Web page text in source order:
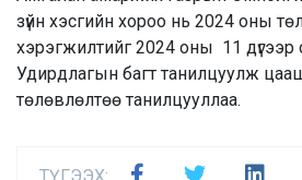
зүйн хэсгийн хороо нь 2024 оны
хэрэгжилтийг 2024 оны 11
Удирдлагын багт танилцуулж
төлөвлөлтөө танилцууллаа.
ТҮГЭЭХ: